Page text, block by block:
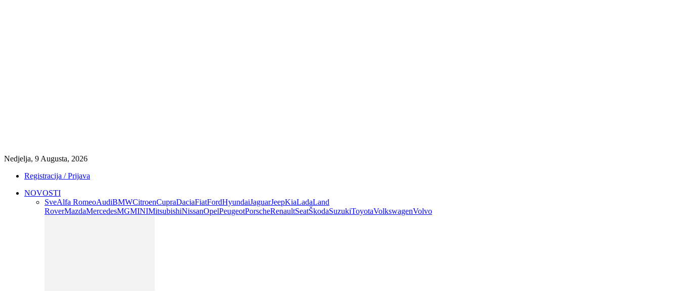
Nedjelja, 9 Augusta, 2026
Registracija / Prijava
NOVOSTI
SveAlfa RomeoAudiBMWCitroenCupraDaciaFiatFordHyundaiJaguarJeepKiaLadaLand
RoverMazdaMercedesMGMINIMitsubishiNissanOpelPeugeotPorscheRenaultSeatŠkodaSuzukiToyotaVolkswagenVolvo